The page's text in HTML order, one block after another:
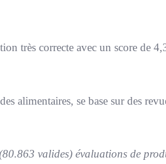
très correcte avec un score de
alimentaires, se base sur des
valides) évaluations de